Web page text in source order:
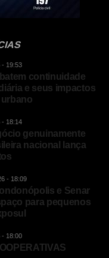
- 19:53
continuidade
e seus impactos
- 18:14
genuinamente
nacional lança
- 18:09
e Senar
para pequenos
- 18:00